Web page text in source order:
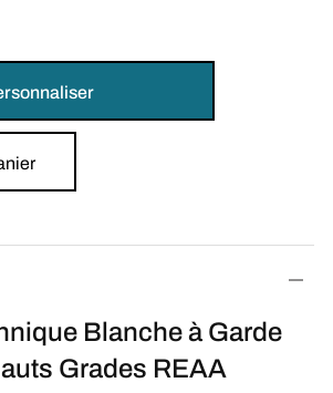
Blanche à Garde
Grades REAA